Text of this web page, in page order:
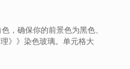
，确保你的前景色为黑色、
》》染色玻璃。单元格大